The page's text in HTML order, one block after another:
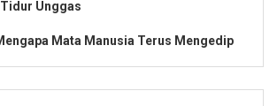
Unggas
Mata Manusia Terus Mengedip